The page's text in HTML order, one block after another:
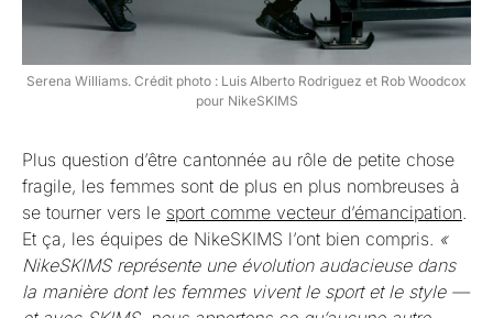
Serena Williams. Crédit photo : Luis Alberto Rodriguez et Rob Woodcox
pour NikeSKIMS
Plus question d’être cantonnée au rôle de petite chose
fragile, les femmes sont de plus en plus nombreuses à
se tourner vers le sport comme vecteur d’émancipation.
Et ça, les équipes de NikeSKIMS l’ont bien compris. «
NikeSKIMS représente une évolution audacieuse dans
la manière dont les femmes vivent le sport et le style —